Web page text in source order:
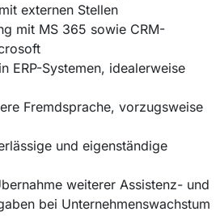
externen Stellen
mit MS 365 sowie CRM-
ERP-Systemen, idealerweise
Fremdsprache, vorzugsweise
und eigenständige
weiterer Assistenz- und
bei Unternehmenswachstum